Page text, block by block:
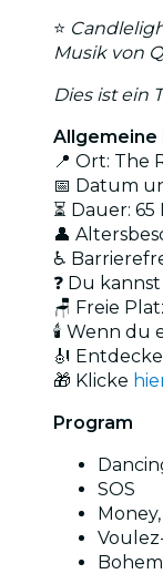
⭐
Musik von
Dies ist ein
📍 Ort: The
📅 Datum
⏳ Dauer:
👤
♿
❓ Du
🪑 Freie
🕯️ Wenn du
🎻
🎁 Klicke
Program
SOS